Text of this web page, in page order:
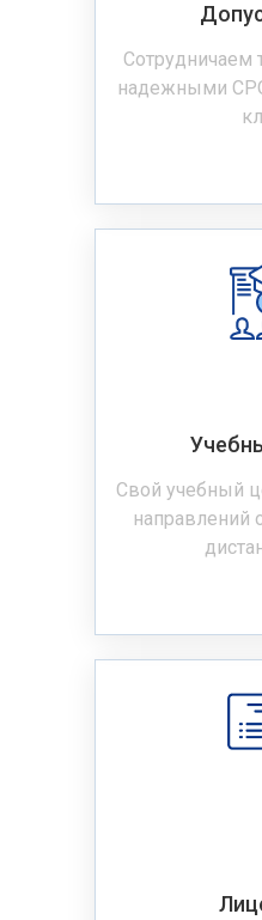
Сотрудничаем
надежными
Свой учебный
направлений